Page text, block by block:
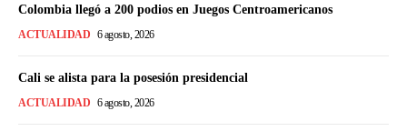
Colombia llegó a 200 podios en Juegos Centroamericanos
ACTUALIDAD 6 agosto, 2026
Cali se alista para la posesión presidencial
ACTUALIDAD 6 agosto, 2026